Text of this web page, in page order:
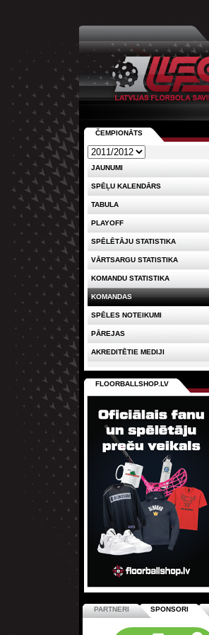
ČEMPIONĀTS
JAUNUMI
SPĒĻU KALENDĀRS
TABULA
PLAYOFF
SPĒLĒTĀJU STATISTIKA
VĀRTSARGU STATISTIKA
KOMANDU STATISTIKA
KOMANDAS
SPĒLES NOTEIKUMI
PĀREJAS
AKREDITĒTIE MEDIJI
FLOORBALLSHOP.LV
PARTNERI SPONSORI